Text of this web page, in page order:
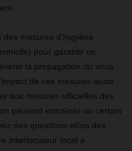
des mesures d'hygiène
pour garantir un
la propagation du virus.
de ces mesures aussi
aux mesures officielles des
peuvent entraîner un certain
des questions et/ou des
interlocuteur local à